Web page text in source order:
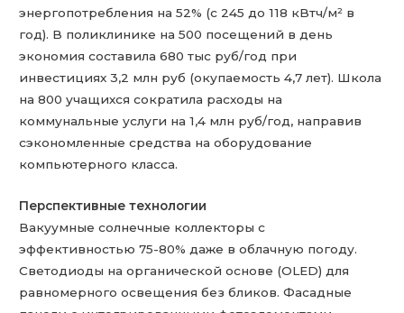
энергопотребления на 52% (с 245 до 118 кВтч/м² в
год). В поликлинике на 500 посещений в день
экономия составила 680 тыс руб/год при
инвестициях 3,2 млн руб (окупаемость 4,7 лет). Школа
на 800 учащихся сократила расходы на
коммунальные услуги на 1,4 млн руб/год, направив
сэкономленные средства на оборудование
компьютерного класса.
Перспективные технологии
Вакуумные солнечные коллекторы с
эффективностью 75-80% даже в облачную погоду.
Светодиоды на органической основе (OLED) для
равномерного освещения без бликов. Фасадные